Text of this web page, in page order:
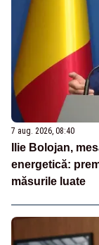
7 aug. 2026, 08:40
Ilie Bolojan,
energetică:
măsurile luate